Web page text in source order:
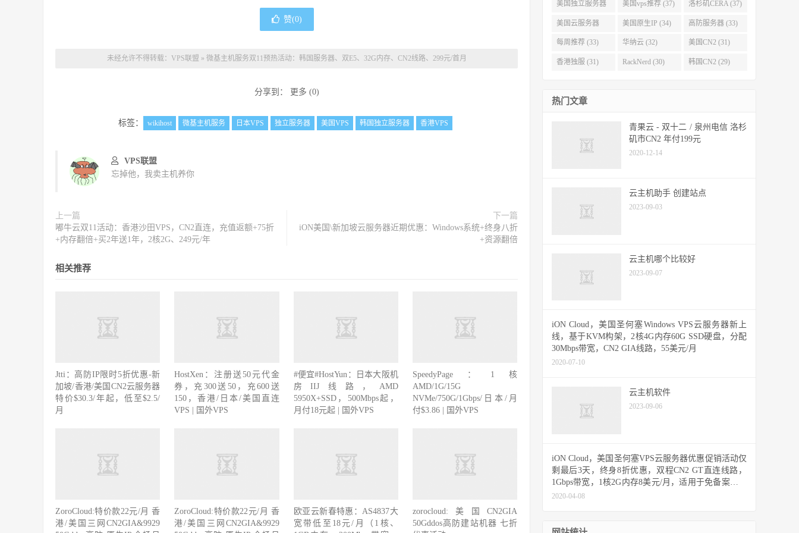
赞(0)
未经允许不得转载： VPS联盟 » 微基主机服务双11预热活动：韩国服务器、双E5、32G内存、CN2线路、299元/首月
分享到： 更多 (0)
标签： wikihost 微基主机服务 日本VPS 独立服务器 美国VPS 韩国独立服务器 香港VPS
VPS联盟
忘掉他，我卖主机养你
上一篇
嘟牛云双11活动：香港沙田VPS，CN2直连，充值返额+75折
+内存翻倍+买2年送1年，2核2G、249元/年
下一篇
iON美国\新加坡云服务器近期优惠：Windows系统+终身八折
+资源翻倍
相关推荐
Jtti：高防IP限时5折优惠-新
加坡/香港/美国CN2云服务器
特价$30.3/年起，低至$2.5/
月
HostXen：注册送50元代金
券，充300送50，充600送
150，香港/日本/美国直连
VPS | 国外VPS
#便宜#HostYun：日本大阪机
房IIJ线路，AMD
5950X+SSD，500Mbps起，
月付18元起 | 国外VPS
SpeedyPage：1核
AMD/1G/15G
NVMe/750G/1Gbps/日本/月
付$3.86 | 国外VPS
ZoroCloud:特价款22元/月 香
港/美国三网CN2GIA&9929
ZoroCloud:特价款22元/月 香
港/美国三网CN2GIA&9929
欧亚云新春特惠：AS4837大
宽带低至18元/月（1核、
zorocloud:美国CN2GIA
50Gddos高防建站机器 七折
(40) (38)
美国独立服务器
(37)
美国vps推荐 (37) 洛杉矶CERA (37)
美国云服务器
(34)
美国原生IP (34) 高防服务器 (33)
每周推荐 (33) 华纳云 (32) 美国CN2 (31)
香港独服 (31) RackNerd (30) 韩国CN2 (29)
热门文章
青果云 - 双十二 / 泉州电信 洛杉
矶市CN2 年付199元
2020-12-14
云主机助手 创建站点
2023-09-03
云主机哪个比较好
2023-09-07
iON Cloud，美国圣何塞Windows VPS云服务器新上
线，基于KVM构架，2核4G内存60G SSD硬盘，分配
30Mbps带宽，CN2 GIA线路，55美元/月
2020-07-10
云主机软件
2023-09-06
iON Cloud，美国圣何塞VPS云服务器优惠促销活动仅
剩最后3天，终身8折优惠，双程CN2 GT直连线路，
1Gbps带宽，1核2G内存8美元/月，适用于免备案建站
业务需求
2020-04-08